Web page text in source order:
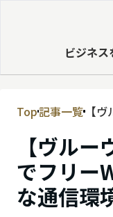
ビジネス
MVNE
エッジ
LPWA
DaaS
Top記事一覧【ヴ
【ヴル
でフリー
な通信環